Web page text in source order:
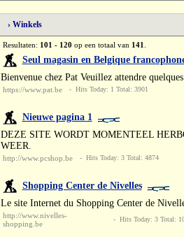
› Winkels
Resultaten: 101 - 120 op een totaal van 141
Seul magasin en Belgique
Bienvenue chez Pat Veuillez attendre
https://www.pat.be - Hits Today: 1 Total: 3901
Nieuwe pagina 1
DEZE SITE WORDT MOMENTEEL
WEER.
http://www.pcshop.be - Hits Today: 3 Total: 4874
Shopping Center de Nivelles
Le site Internet du Shopping Center de
http://www.nivelles-
shopping.be
- Hits Today: 3 Total: